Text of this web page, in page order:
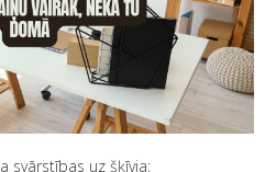
svārstības uz šķīvja: